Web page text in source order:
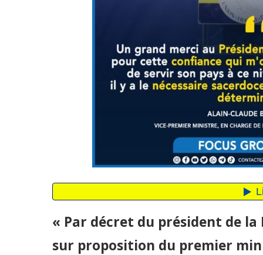
« Par décret du président de
sur proposition du premier